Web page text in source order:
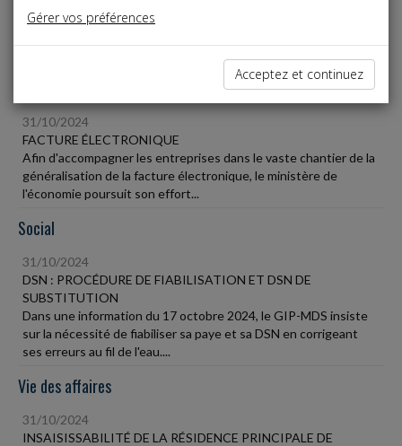
Liste des dernières dépêches
31/10/2024
FACTURE ÉLECTRONIQUE
Afin d'accompagner les entreprises dans le vaste chantier de la
généralisation de la facture électronique, le ministère de
l'économie poursuit son effort...
Social
31/10/2024
DSN : PROCÉDURE DE FIABILISATION ET DSN DE
SUBSTITUTION
Dans une information du 17 octobre 2024, le GIP-MDS insiste
sur la nécessité de fiabiliser sa paye et sa DSN en corrigeant
ses erreurs au fil de l'eau....
Vie des affaires
31/10/2024
INSAISISSABILITÉ DE LA RÉSIDENCE PRINCIPALE DE
Gérer vos préférences
Acceptez et continuez